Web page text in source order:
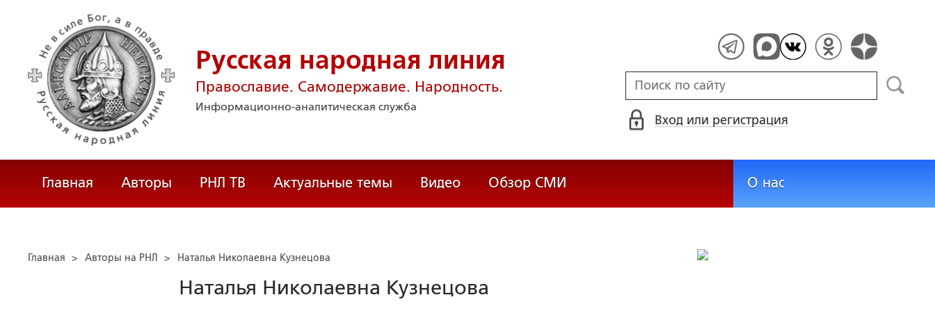
Русская народная линия
Православие. Самодержавие. Народность.
Информационно-аналитическая служба
Вход или регистрация
Главная Авторы РНЛ ТВ Актуальные темы Видео Обзор СМИ О нас
Главная > Авторы на РНЛ > Наталья Николаевна Кузнецова
Наталья Николаевна Кузнецова